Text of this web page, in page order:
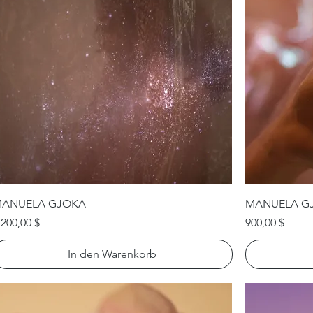
GJOKA
$
In den Warenkorb
MANUELA
Preis
900,00 $